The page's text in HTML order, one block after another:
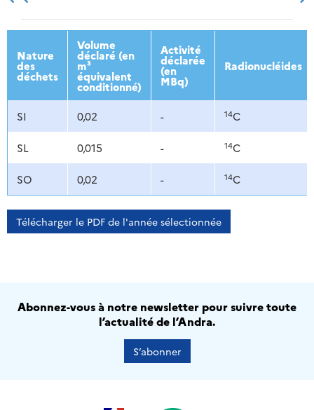
2013 2014 2015 2016
Nature
des
déchets
Volume
déclaré (en
m³
équivalent
conditionné)
Activité
déclarée
(en
MBq)
Radionucléides
SI 0,02 - 14C
SL 0,015 - 14C
SO 0,02 - 14C
Télécharger le PDF de l'année sélectionnée
Abonnez-vous à notre newsletter pour suivre toute
l’actualité de l’Andra.
S’abonner